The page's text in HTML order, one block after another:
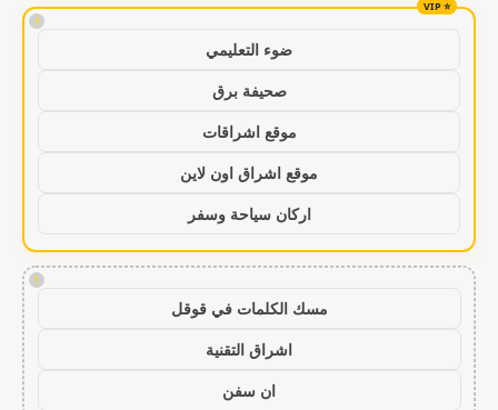
!
ضوء التعليمي
صحيفة برق
موقع اشراقات
موقع اشراق اون لاين
اركان سياحة وسفر
!
مسك الكلمات في قوقل
اشراق التقنية
ان سفن